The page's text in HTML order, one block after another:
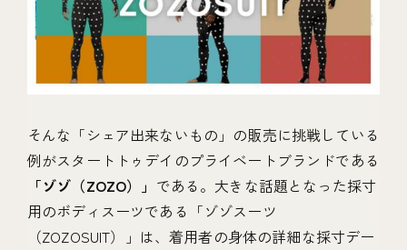
そんな「シェア出来ないもの」の販売に挑戦している
例がスタートトゥデイのプライベートブランドである
「ゾゾ（ZOZO）」 である。大きな話題となった採寸
用のボディスーツである「ゾゾスーツ
（ZOZOSUIT）」は、着用者の身体の詳細な採寸デー